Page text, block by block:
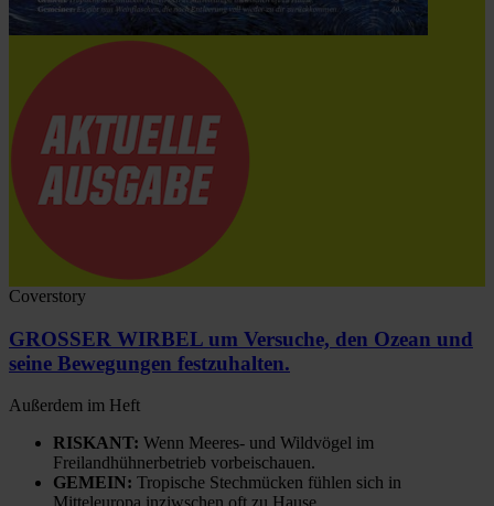
Coverstory
GROSSER WIRBEL um Versuche, den Ozean und
seine Bewegungen festzuhalten.
Außerdem im Heft
RISKANT: Wenn Meeres- und Wildvögel im
Freilandhühnerbetrieb vorbeischauen.
GEMEIN: Tropische Stechmücken fühlen sich in